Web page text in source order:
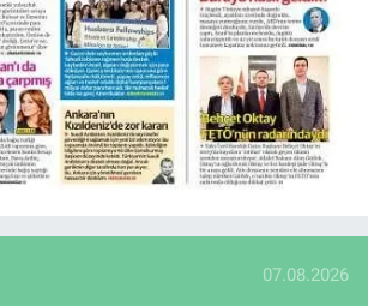
07.08.2026